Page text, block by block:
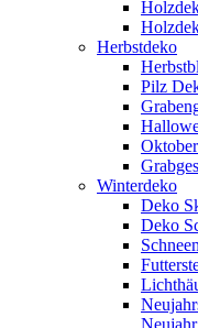
Herbstdeko
Pilz
Winterdeko
Deko
Deko
Neujahr